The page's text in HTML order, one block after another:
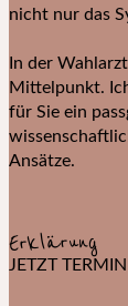
nicht nur das
In der
Mittelpunkt.
für Sie ein
Ansätze.
Erklärung
JETZT